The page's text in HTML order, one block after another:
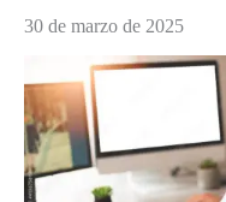
30 de marzo de 2025